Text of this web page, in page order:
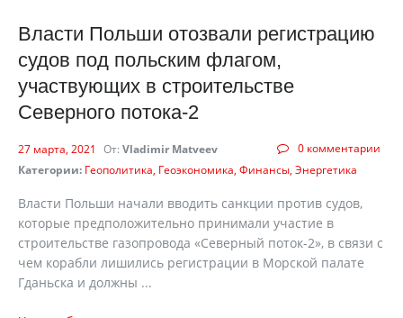
Власти Польши отозвали регистрацию
судов под польским флагом,
участвующих в строительстве
Северного потока-2
0 комментарии
27 марта, 2021 От: Vladimir Matveev
Категории: Геополитика Геоэкономика Финансы Энергетика
Власти Польши начали вводить санкции против судов,
которые предположительно принимали участие в
строительстве газопровода «Северный поток-2», в связи с
чем корабли лишились регистрации в Морской палате
Гданьска и должны ...